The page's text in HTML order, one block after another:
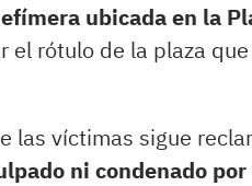
ubicada en la
el rótulo de la plaza
las víctimas sigue
ni condenado